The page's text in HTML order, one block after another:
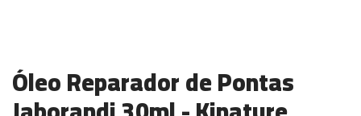
Óleo Reparador de Pontas